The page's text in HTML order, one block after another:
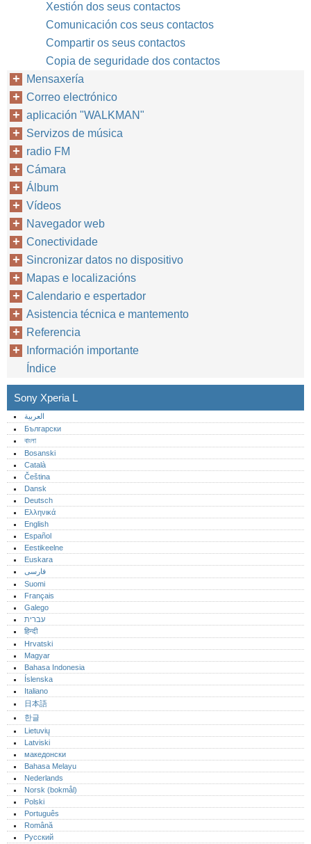
Xestión dos seus contactos
Comunicación cos seus contactos
Compartir os seus contactos
Copia de seguridade dos contactos
Mensaxería
Correo electrónico
aplicación "WALKMAN"
Servizos de música
radio FM
Cámara
Álbum
Vídeos
Navegador web
Conectividade
Sincronizar datos no dispositivo
Mapas e localizacións
Calendario e espertador
Asistencia técnica e mantemento
Referencia
Información importante
Índice
Sony Xperia L
العربية
Български
বাংলা
Bosanski
Català
Čeština
Dansk
Deutsch
Ελληνικά
English
Español
Eestikeelne
Euskara
فارسی
Suomi
Français
Galego
עברית
हिन्दी
Hrvatski
Magyar
Bahasa Indonesia
Íslenska
Italiano
日本語
한글
Lietuvių
Latviski
македонски
Bahasa Melayu
Nederlands
Norsk (bokmål)‎
Polski
Português‎
Română
Русский